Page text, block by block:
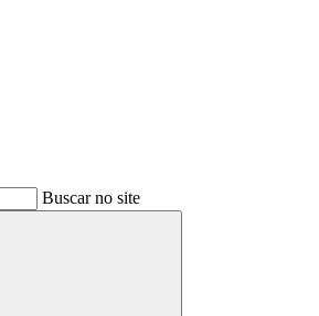
Buscar no site